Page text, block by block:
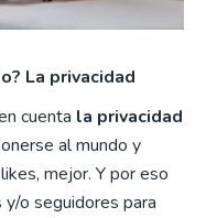
La privacidad
cuenta la privacidad
al mundo y
mejor. Y por eso
y/o seguidores para